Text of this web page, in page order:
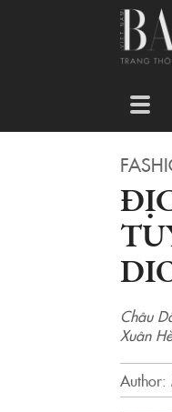
Toggle
Châu
Xuân
Author: